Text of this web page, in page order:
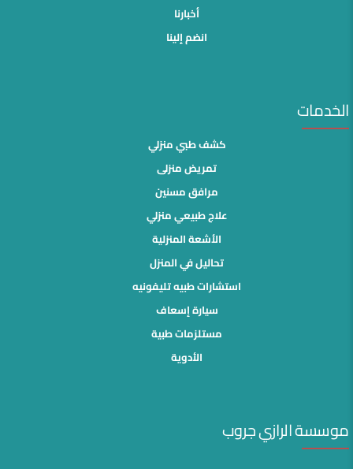
أخبارنا
انضم إلينا
الخدمات
كشف طبي منزلي
تمريض منزلى
مرافق مسنين
علاج طبيعي منزلي
الأشعة المنزلية
تحاليل في المنزل
استشارات طبيه تليفونيه
سيارة إسعاف
مستلزمات طبية
الأدوية
موسسة الرازي جروب